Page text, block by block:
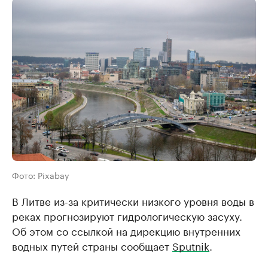
Фото: Pixabay
В Литве из-за критически низкого уровня воды в
реках прогнозируют гидрологическую засуху.
Об этом со ссылкой на дирекцию внутренних
водных путей страны сообщает Sputnik